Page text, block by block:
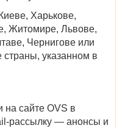
Киеве, Харькове,
Житомире, Львове,
Чернигове или
страны, указанном в
на сайте OVS в
рассылку — анонсы и